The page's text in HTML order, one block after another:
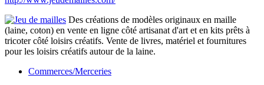
Des créations de modèles originaux en maille
(laine, coton) en vente en ligne côté artisanat d'art et en kits prêts à
tricoter côté loisirs créatifs. Vente de livres, matériel et fournitures
pour les loisirs créatifs autour de la laine.
Commerces/Merceries